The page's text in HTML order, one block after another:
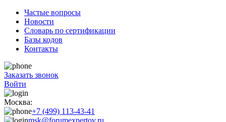
Частые вопросы
Новости
Словарь по сертификации
Базы кодов
Контакты
Заказать звонок
Войти
Москва:
+7 (499) 113-43-41
msk@forumexpertov.ru